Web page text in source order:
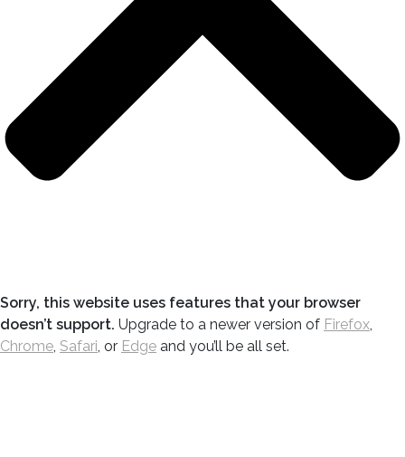
Sorry, this website uses features that your browser
doesn’t support. Upgrade to a newer version of Firefox,
Chrome, Safari, or Edge and you’ll be all set.